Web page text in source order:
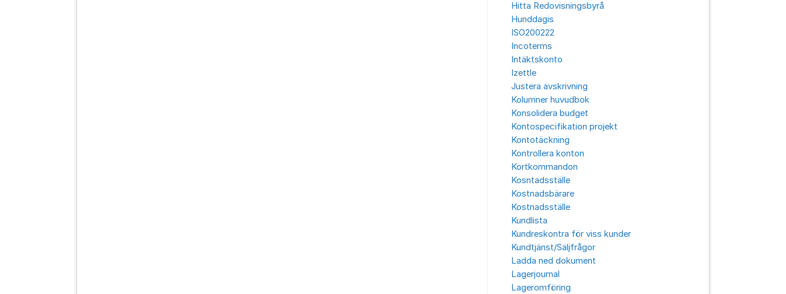
Hitta Redovisningsbyrå
Hunddagis
ISO200222
Incoterms
Intäktskonto
Izettle
Justera avskrivning
Kolumner huvudbok
Konsolidera budget
Kontospecifikation projekt
Kontotäckning
Kontrollera konton
Kortkommandon
Kosntadsställe
Kostnadsbärare
Kostnadsställe
Kundlista
Kundreskontra för viss kunder
Kundtjänst/Säljfrågor
Ladda ned dokument
Lagerjournal
Lageromföring